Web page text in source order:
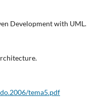
Development with UML.
tema5.pdf